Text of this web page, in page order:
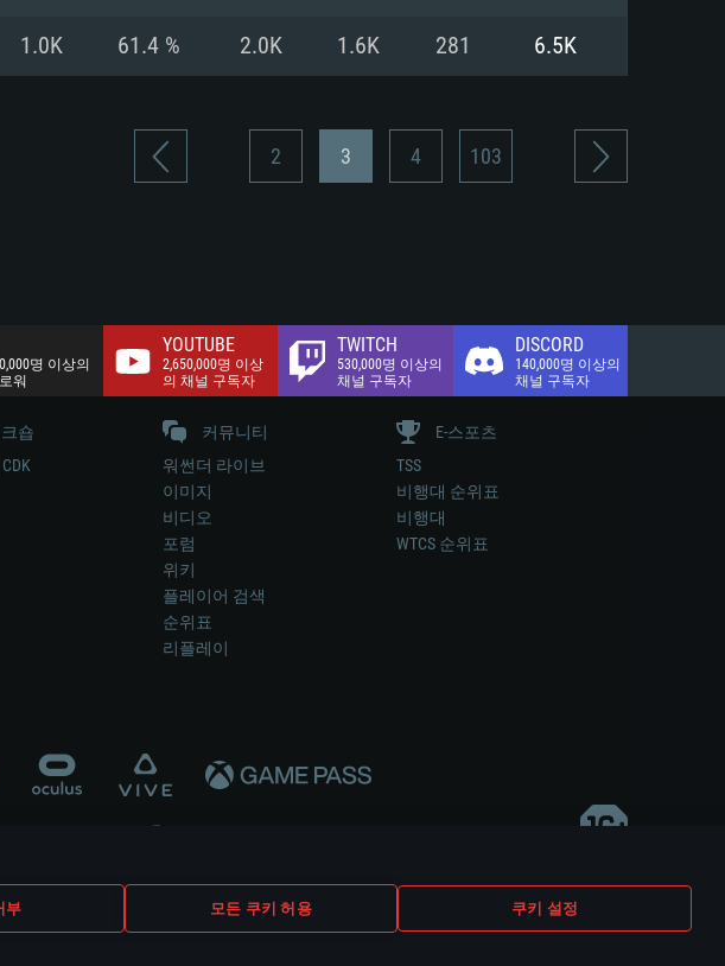
부 모든 쿠키 허용 쿠키 설정
1.0K 61.4 % 2.0K 1.6K 281 6.5K
2 3 4 103
명 이상의
워
YOUTUBE
2,650,000명 이상
의 채널 구독자
TWITCH
530,000명 이상의
채널 구독자
DISCORD
140,000명 이상의
채널 구독자
숍
커뮤니티
워썬더 라이브
이미지
비디오
포럼
위키
플레이어 검색
순위표
리플레이
E-스포츠
TSS
비행대 순위표
비행대
WTCS 순위표
홍보에 참여하지 않습니다..